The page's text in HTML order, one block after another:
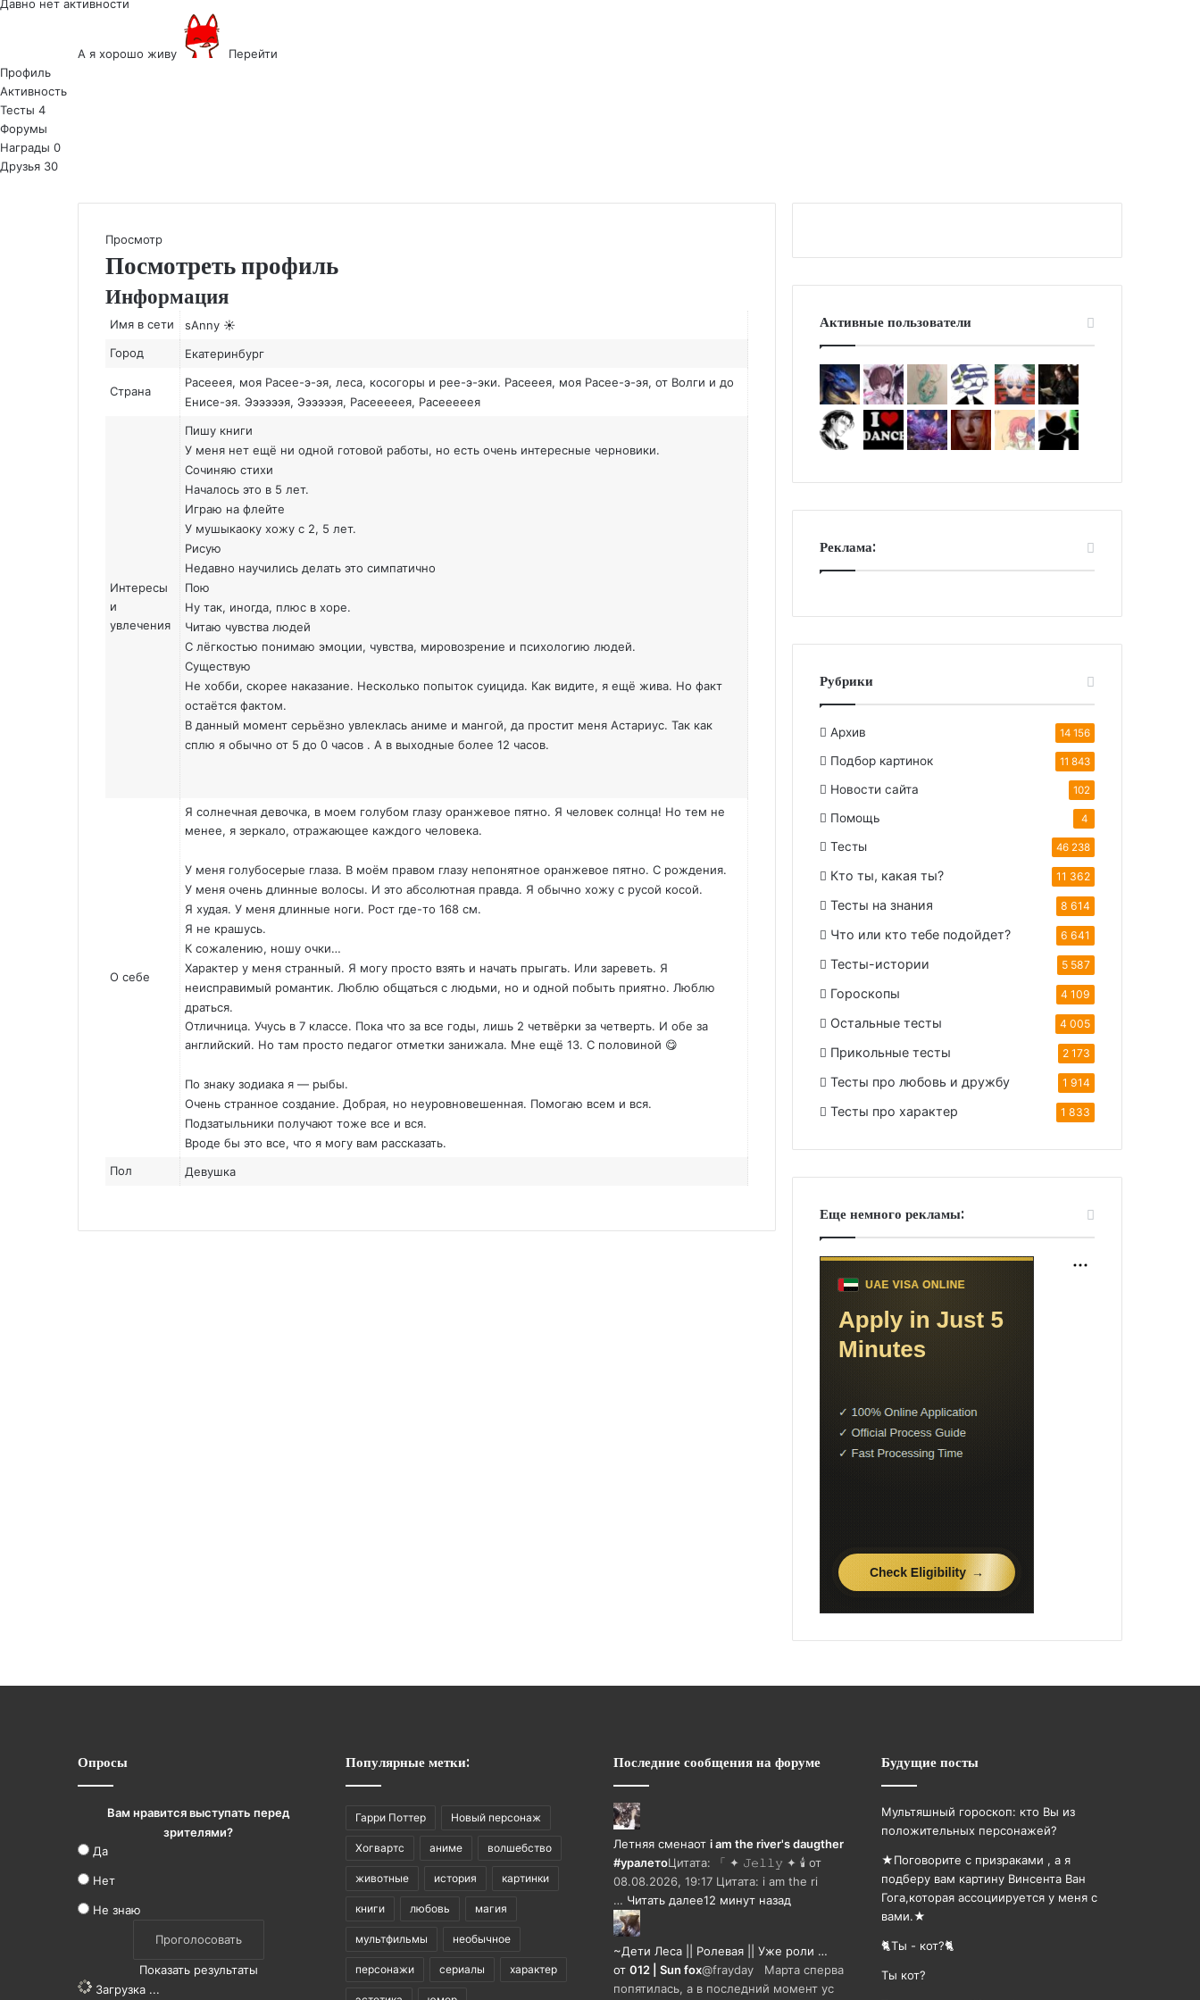
Давно нет активности
А я хорошо живу
Перейти
Профиль
Активность
Тесты 4
Форумы
Награды 0
Друзья 30
Просмотр
Посмотреть профиль
Информация
Имя в сети
sAnny ☀
Город
Екатеринбург
Страна
Расееея, моя Расее-э-эя, леса, косогоры и рее-э-эки. Расееея, моя Расее-э-эя, от Волги и до
Енисе-эя. Ээээээя, Ээээээя, Расееееея, Расееееея
Интересы
и
увлечения
Пишу книги
У меня нет ещё ни одной готовой работы, но есть очень интересные черновики.
Сочиняю стихи
Началось это в 5 лет.
Играю на флейте
У мушыкаоку хожу с 2, 5 лет.
Рисую
Недавно научились делать это симпатично
Пою
Ну так, иногда, плюс в хоре.
Читаю чувства людей
С лёгкостью понимаю эмоции, чувства, мировозрение и психологию людей.
Существую
Не хобби, скорее наказание. Несколько попыток суицида. Как видите, я ещё жива. Но факт
остаётся фактом.
В данный момент серьёзно увлеклась аниме и мангой, да простит меня Астариус. Так как
сплю я обычно от 5 до 0 часов . А в выходные более 12 часов.
О себе
Я солнечная девочка, в моем голубом глазу оранжевое пятно. Я человек солнца! Но тем не
менее, я зеркало, отражающее каждого человека.
У меня голубосерые глаза. В моём правом глазу непонятное оранжевое пятно. С рождения.
У меня очень длинные волосы. И это абсолютная правда. Я обычно хожу с русой косой.
Я худая. У меня длинные ноги. Рост где-то 168 см.
Я не крашусь.
К сожалению, ношу очки…
Характер у меня странный. Я могу просто взять и начать прыгать. Или зареветь. Я
неисправимый романтик. Люблю общаться с людьми, но и одной побыть приятно. Люблю
драться.
Отличница. Учусь в 7 классе. Пока что за все годы, лишь 2 четвёрки за четверть. И обе за
английский. Но там просто педагог отметки занижала. Мне ещё 13. С половиной 😋
По знаку зодиака я — рыбы.
Очень странное создание. Добрая, но неуровновешенная. Помогаю всем и вся.
Подзатыльники получают тоже все и вся.
Вроде бы это все, что я могу вам рассказать.
Пол
Девушка
Активные пользователи
Реклама:
Рубрики
Архив 14 156
Подбор картинок 11 843
Новости сайта 102
Помощь 4
Тесты 46 238
Кто ты, какая ты? 11 362
Тесты на знания 8 614
Что или кто тебе подойдет? 6 641
Тесты-истории 5 587
Гороскопы 4 109
Остальные тесты 4 005
Прикольные тесты 2 173
Тесты про любовь и дружбу 1 914
Тесты про характер 1 833
Еще немного рекламы:
Опросы
Вам нравится выступать перед
зрителями?
Да
Нет
Не знаю
Показать результаты
Загрузка ...
Популярные метки:
Гарри Поттер Новый персонаж
Хогвартс аниме волшебство
животные история картинки
книги любовь магия
мультфильмы необычное
персонажи сериалы характер
Последние сообщения на форуме
Летняя сменаот i am the river's daugther
#уралетоЦитата: 「 ✦ 𝙹𝚎𝚕𝚕𝚢 ✦ 🕯️ от
08.08.2026, 19:17 Цитата: i am the ri
… Читать далее12 минут назад
~Дети Леса || Ролевая || Уже роли …
от 012 | Sun fox@frayday Марта сперва
попятилась, а в последний момент ус
Будущие посты
Мультяшный гороскоп: кто Вы из
положительных персонажей?
★Поговорите с призраками , а я
подберу вам картину Винсента Ван
Гога,которая ассоциируется у меня с
вами.★
🐈Ты - кот?🐈
Ты кот?